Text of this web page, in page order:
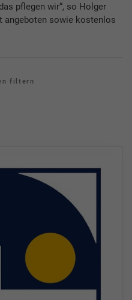
pflegen wir“, so Holger
angeboten sowie kostenlos
filtern